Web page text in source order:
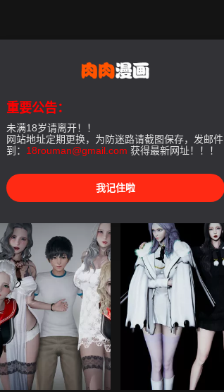
第05話 第06話 第07話 第08話
重要公告：
未满18岁请离开！！
网站地址定期更换，为防迷路请截图保存，发邮件
到： 18rouman@gmail.com 获得最新网址！！！
我记住啦